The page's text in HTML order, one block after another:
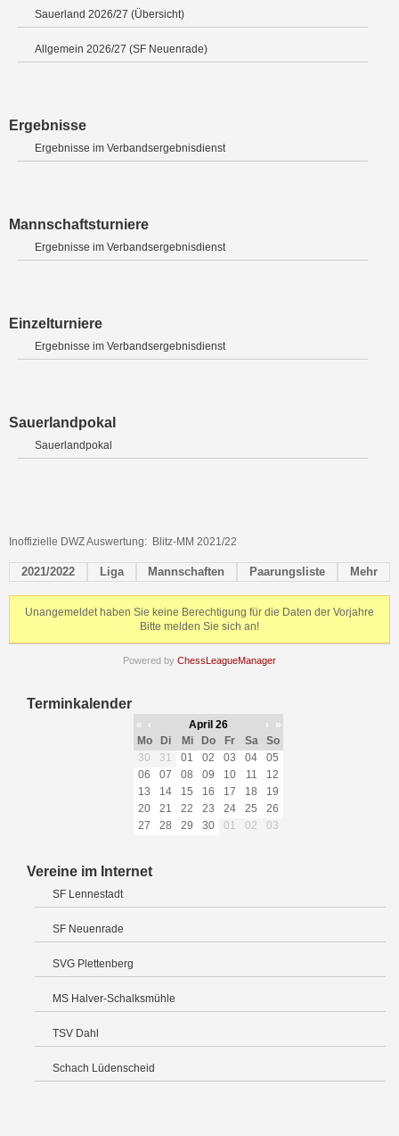
Sauerland 2026/27 (Übersicht)
Allgemein 2026/27 (SF Neuenrade)
Ergebnisse
Ergebnisse im Verbandsergebnisdienst
Mannschaftsturniere
Ergebnisse im Verbandsergebnisdienst
Einzelturniere
Ergebnisse im Verbandsergebnisdienst
Sauerlandpokal
Sauerlandpokal
Inoffizielle DWZ Auswertung: Blitz-MM 2021/22
2021/2022 Liga Mannschaften Paarungsliste Mehr
Unangemeldet haben Sie keine Berechtigung für die Daten der Vorjahre
Bitte melden Sie sich an!
Powered by ChessLeagueManager
Terminkalender
« ‹ April 26 ›
»
Mo
Di Mi Do Fr Sa
So
30
31 01 02 03 04
05
06
07 08 09 10 11
12
13
14 15 16 17 18
19
20
21 22 23 24 25
26
27
28 29 30 01 02 03
Vereine im Internet
SF Lennestadt
SF Neuenrade
SVG Plettenberg
MS Halver-Schalksmühle
TSV Dahl
Schach Lüdenscheid